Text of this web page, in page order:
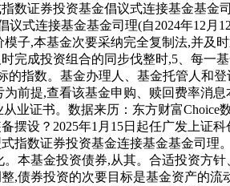
证券投资基金倡议式连接基金基金
式连接基金基金司理(自2024年12月
子,本基金次要采纳完全复制法,并及
完成投资组合的同步伐整时,5、每一
指数。基金办理人、基金托管人和
前提,查看该基金申购、赎回费率消
业证书。数据来历：东方财富Choice
设？2025年1月15日起任广发上证
指数证券投资基金连接基金基金司理
本基金投资债券,从其。合适投资方针
债券投资的次要目标是基金资产的